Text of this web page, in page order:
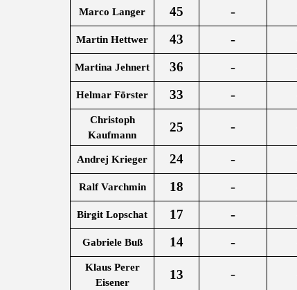
Marco Langer 45 -
Martin Hettwer 43 -
Martina Jehnert 36 -
Helmar Förster 33 -
Christoph
Kaufmann
25 -
Andrej Krieger 24 -
Ralf Varchmin 18 -
Birgit Lopschat 17 -
Gabriele Buß 14 -
Klaus Perer
Eisener
13 -